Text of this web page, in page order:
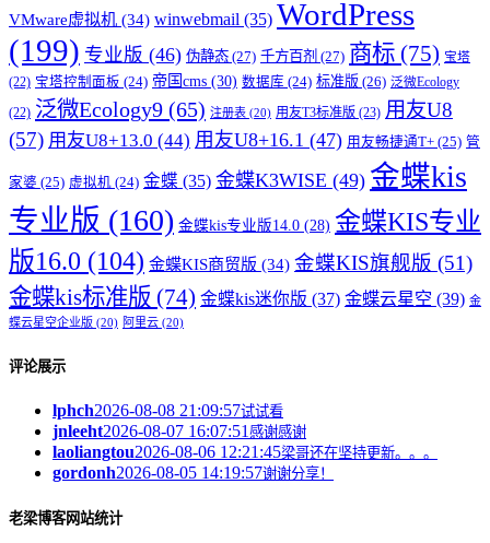
VMware虚拟机 (34) winwebmail (35) WordPress
(199) 专业版 (46) 伪静态 (27) 千方百剂 (27) 商标 (75) 宝塔
(22) 宝塔控制面板 (24) 帝国cms (30) 数据库 (24) 标准版 (26) 泛微Ecology
(22) 泛微Ecology9 (65) 注册表 (20) 用友T3标准版 (23) 用友U8
(57) 用友U8+13.0 (44) 用友U8+16.1 (47) 用友畅捷通T+ (25) 管
家婆 (25) 虚拟机 (24) 金蝶 (35) 金蝶K3WISE (49) 金蝶kis
专业版 (160) 金蝶kis专业版14.0 (28) 金蝶KIS专业
版16.0 (104) 金蝶KIS商贸版 (34) 金蝶KIS旗舰版 (51)
金蝶kis标准版 (74) 金蝶kis迷你版 (37) 金蝶云星空 (39) 金
蝶云星空企业版 (20) 阿里云 (20)
评论展示
lphch2026-08-08 21:09:57试试看
jnleeht2026-08-07 16:07:51 感谢感谢
laoliangtou2026-08-06 12:21:45梁哥还在坚持更新。。。
gordonh2026-08-05 14:19:57谢谢分享！
老梁博客网站统计